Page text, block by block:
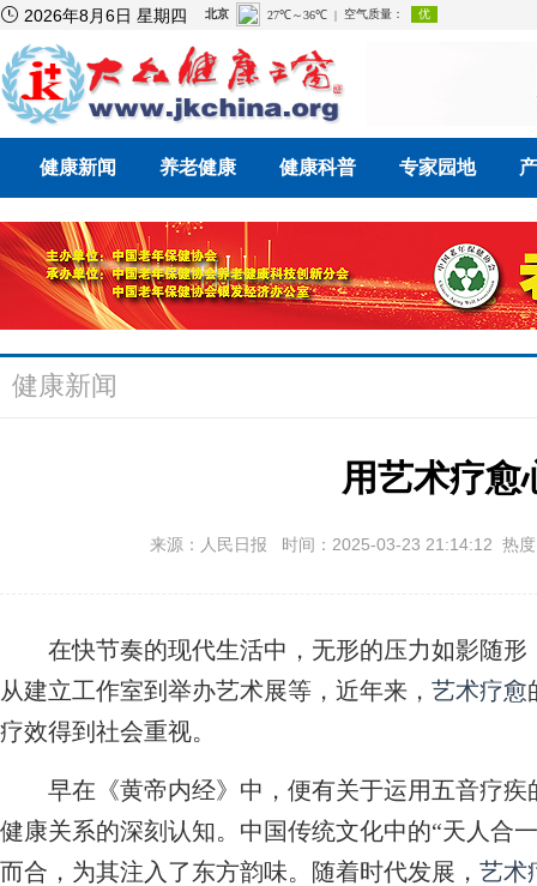
 2026年8月6日 星期四
健康新闻 养老健康 健康科普 专家园地
健康新闻
用艺术疗愈
来源：人民日报 时间：2025-03-23 21:14:12 热
在快节奏的现代生活中，无形的压力如影随形
从建立工作室到举办艺术展等，近年来， 艺术疗愈
疗效得到社会重视。
早在《黄帝内经》中，便有关于运用五音疗疾
健康关系的深刻认知。中国传统文化中的“天人合
而合，为其注入了东方韵味。随着时代发展， 艺术